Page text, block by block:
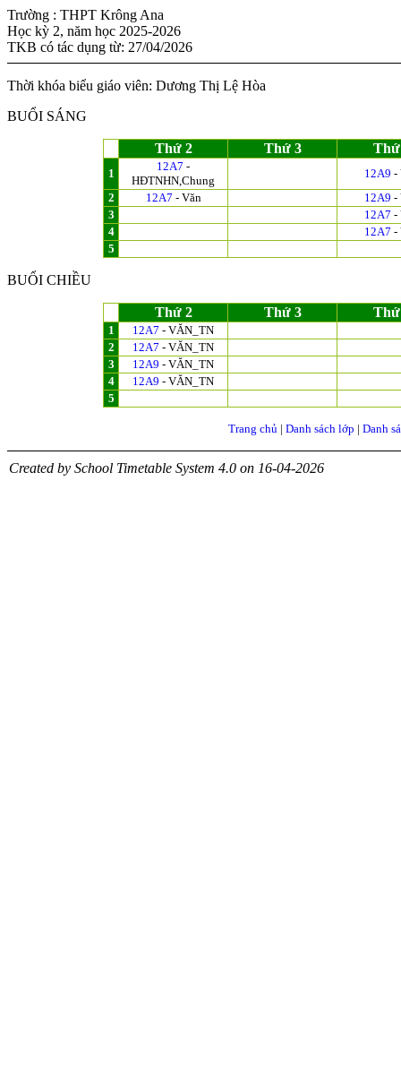
Trường : THPT Krông Ana
Học kỳ 2, năm học 2025-2026
TKB có tác dụng từ: 27/04/2026
Thời khóa biểu giáo viên: Dương Thị Lệ Hòa
BUỔI SÁNG
Thứ 2 Thứ 3 Thứ
1
12A7 -
HĐTNHN,Chung
12A9 -
2
12A7 - Văn 12A9 -
3
12A7 -
4
12A7 -
5
BUỔI CHIỀU
Thứ 2 Thứ 3 Thứ
1 12A7 - VĂN_TN
2
12A7 - VĂN_TN
3
12A9 - VĂN_TN
4
12A9 - VĂN_TN
5
Trang chủ| Danh sách lớp | Danh
Created by School Timetable System 4.0 on 16-04-2026